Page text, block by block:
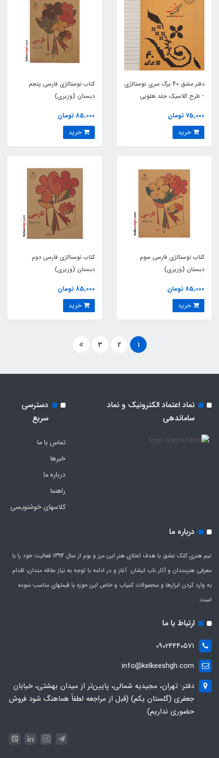
دفتر مشق 40 برگ سری نوستالژی
- طرح کلاسیک جلد هلویی
75,000 تومان
کتاب نوستالژی فارسی پنجم
دبستان (وزیری)
85,000 تومان
کتاب نوستالژی فارسی سوم
دبستان (وزیری)
85,000 تومان
کتاب نوستالژی فارسی دوم
دبستان (وزیری)
85,000 تومان
1
2
3
نماد اعتماد الکترونیک و نماد
ساماندهی
دسترسی
سریع
تماس با ما
خبرها
درباره ما
راهنما
کلاسهای خوشنویسی
درباره ما
تیم هنری کلک عشق با هدف اعتلای هنر این مرز و بوم از سال 1394 فعالیت خود را با
معرفی هنرمندان و آثار ناب ایشان آغاز و در ادامه با توجه به نیاز علاقه مندان، اقدام
به وارد کردن ابزارها و محصولات کمیاب و خاص این حوزه با قیمتهای مناسب نموده
است.
ارتباط با ما
09024440571
info@kelkeeshgh.com
دفتر: تهران، مجیدیه شمالی، پایین‌تر از میدان بهشتی، خیابان
جعفری (گلستان یکم) (قبل از مراجعه لطفاً هماهنگ شود فروش
حضوری نداریم)